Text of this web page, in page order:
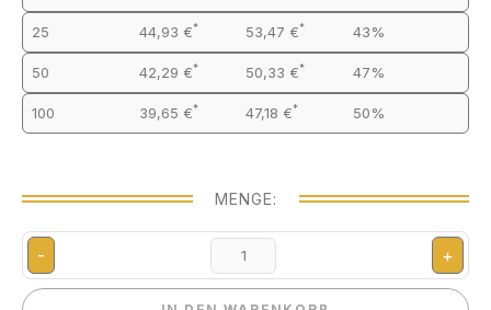
25 44,93 €* 53,47 €* 43%
50 42,29 €* 50,33 €* 47%
100 39,65 €* 47,18 €* 50%
MENGE:
- +